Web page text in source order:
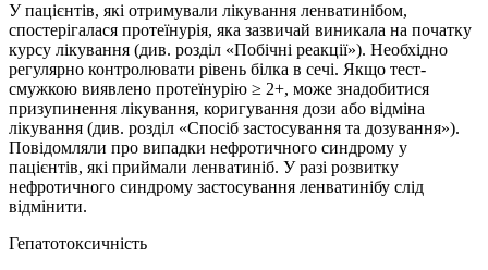
У пацієнтів, які отримували лікування ленватинібом,
спостерігалася протеїнурія, яка зазвичай виникала на початку
курсу лікування (див. розділ «Побічні реакції»). Необхідно
регулярно контролювати рівень білка в сечі. Якщо тест-
смужкою виявлено протеїнурію ≥ 2+, може знадобитися
призупинення лікування, коригування дози або відміна
лікування (див. розділ «Спосіб застосування та дозування»).
Повідомляли про випадки нефротичного синдрому у
пацієнтів, які приймали ленватиніб. У разі розвитку
нефротичного синдрому застосування ленватинібу слід
відмінити.
Гепатотоксичність